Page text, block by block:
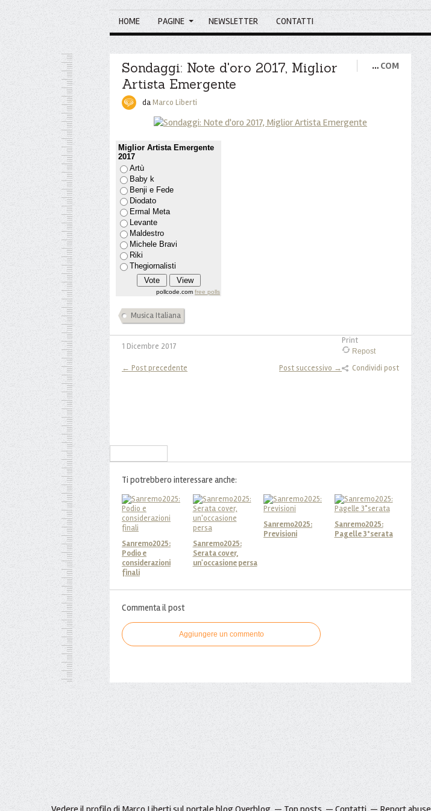
HOME PAGINE NEWSLETTER CONTATTI
Sondaggi: Note d'oro 2017, Miglior
Artista Emergente
… COM
daMarco Liberti
Miglior Artista Emergente
2017
Artù
Baby k
Benji e Fede
Diodato
Ermal Meta
Levante
Maldestro
Michele Bravi
Riki
Thegiornalisti
pollcode.com free polls
Musica Italiana
1 Dicembre 2017
Print
Repost
Condividi post
← Post precedente Post successivo →
Ti potrebbero interessare anche:
Sanremo2025:
Podio e
considerazioni
finali
Sanremo2025:
Serata cover,
un'occasione persa
Sanremo2025:
Previsioni
Sanremo2025:
Pagelle 3°serata
Commenta il post
Aggiungere un commento